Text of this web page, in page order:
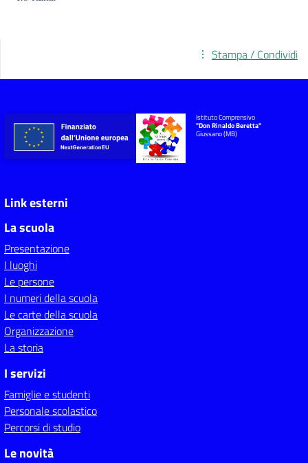
Stampa / Condividi
Istituto Comprensivo
"Don Rinaldo Beretta"
Giussano (MB)
Link esterni
La scuola
Presentazione
I luoghi
Le persone
I numeri della scuola
Le carte della scuola
Organizzazione
La storia
I servizi
Famiglie e studenti
Personale scolastico
Percorsi di studio
Le novità